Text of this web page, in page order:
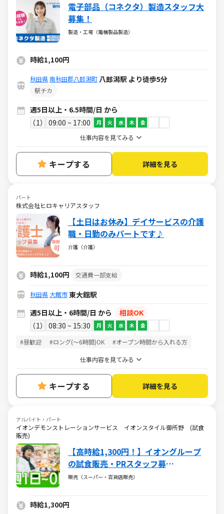
電子部品（コネクタ）製造スタッフ大
募集！
製造・工場（電機製品製造）
時給1,100円
秋田県南秋田郡八郎潟町八郎潟駅 より徒歩5分
駅チカ
週5日以上・6.5時間/日 から
1
09:00 ~ 17:00 月 火 水 木 金
仕事内容を見てみる
キープする 詳細を見る
パート
株式会社ヒロキャリアスタッフ
【土日はお休み】デイサービスの介護
職・日勤のみパートです♪
介護（介護）
時給1,100円 交通費一部支給
秋田県 大館市東大館駅
週5日以上・6時間/日 から
相談OK
1
08:30 ~ 15:30 月 火 水 木 金
#昼歓迎 #ロング(～6時間)OK #オープン時間から入れる方
仕事内容を見てみる
キープする 詳細を見る
アルバイト・パート
イオンデモンストレーションサービス イオンスタイル御所野 (試食
販売)
【高時給1,300円！】イオングループ
の試食販売・PRスタッフ募
集！/SATH71170
販売（スーパー・百貨店販売）
時給1,300円